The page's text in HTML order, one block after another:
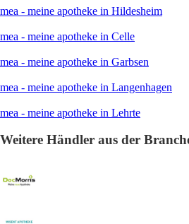
mea - meine apotheke in Hildesheim
mea - meine apotheke in Celle
mea - meine apotheke in Garbsen
mea - meine apotheke in Langenhagen
mea - meine apotheke in Lehrte
Weitere Händler aus der